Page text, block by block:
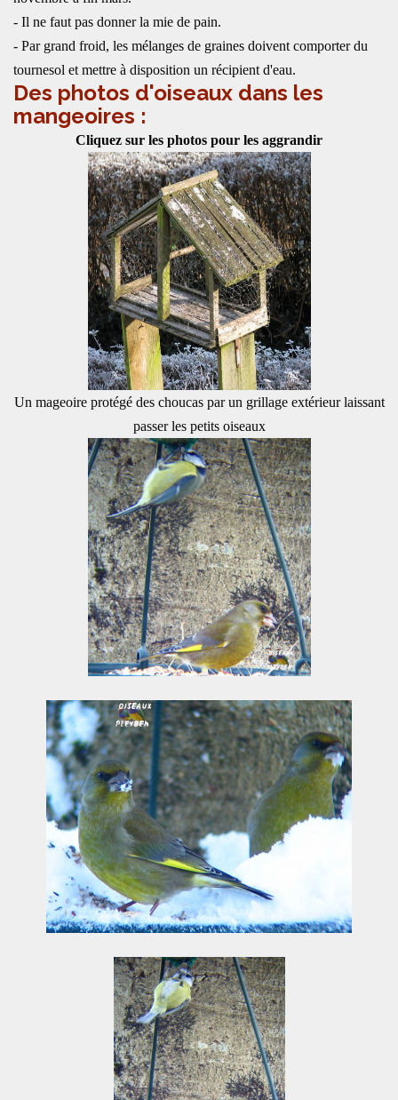
- Il ne faut pas donner la mie de pain.
- Par grand froid, les mélanges de graines doivent comporter du
tournesol et mettre à disposition un récipient d'eau.
Des photos d'oiseaux dans les
mangeoires :
Cliquez sur les photos pour les aggrandir
Un mageoire protégé des choucas par un grillage extérieur laissant
passer les petits oiseaux